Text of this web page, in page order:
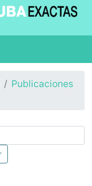
Publicaciones